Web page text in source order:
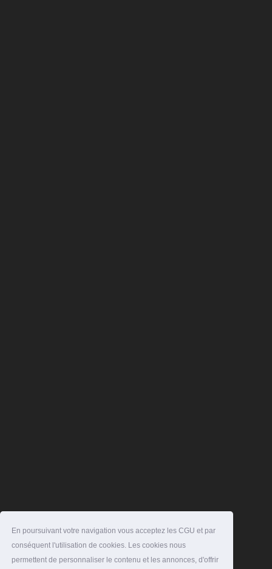
En poursuivant votre navigation vous acceptez les CGU et par
conséquent l'utilisation de cookies. Les cookies nous
permettent de personnaliser le contenu et les annonces, d'offrir